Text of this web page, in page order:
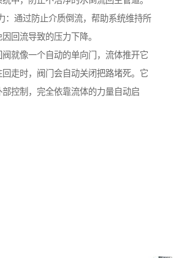
：通过防止介质倒流，帮助系统维持所
回流导致的压力下降。
就像一个自动的单向门，流体推开它
走时，阀门会自动关闭把路堵死。它
控制，完全依靠流体的力量自动启